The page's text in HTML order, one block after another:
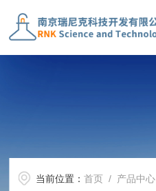
当前位置：首页 / 产品中心